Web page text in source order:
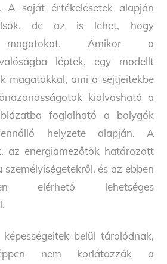
A saját értékelésetek alapján
de az is lehet, hogy
magatokat. Amikor a
léptek, egy modellt
magatokkal, ami a sejtjeitekbe
kiolvasható a
foglalható a bolygók
helyzete alapján. A
az energiamezőtök határozott
és az ebben
elérhető lehetséges
belül tárolódnak,
nem korlátozzák a